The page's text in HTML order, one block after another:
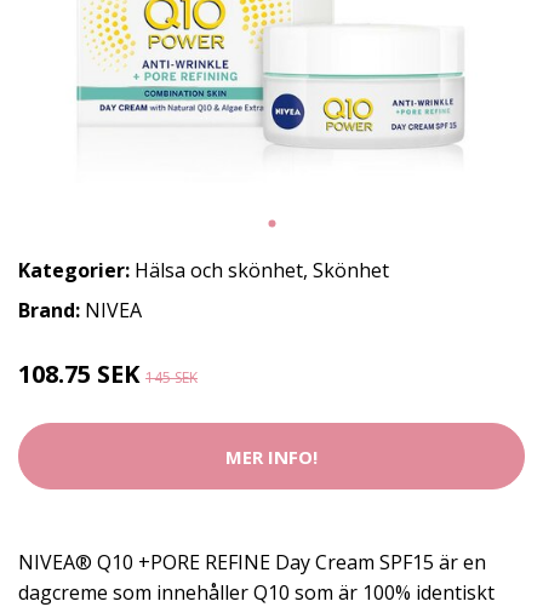
Kategorier: Hälsa och skönhet, Skönhet
Brand: NIVEA
108.75 SEK 145 SEK
MER INFO!
NIVEA® Q10 +PORE REFINE Day Cream SPF15 är en
dagcreme som innehåller Q10 som är 100% identiskt